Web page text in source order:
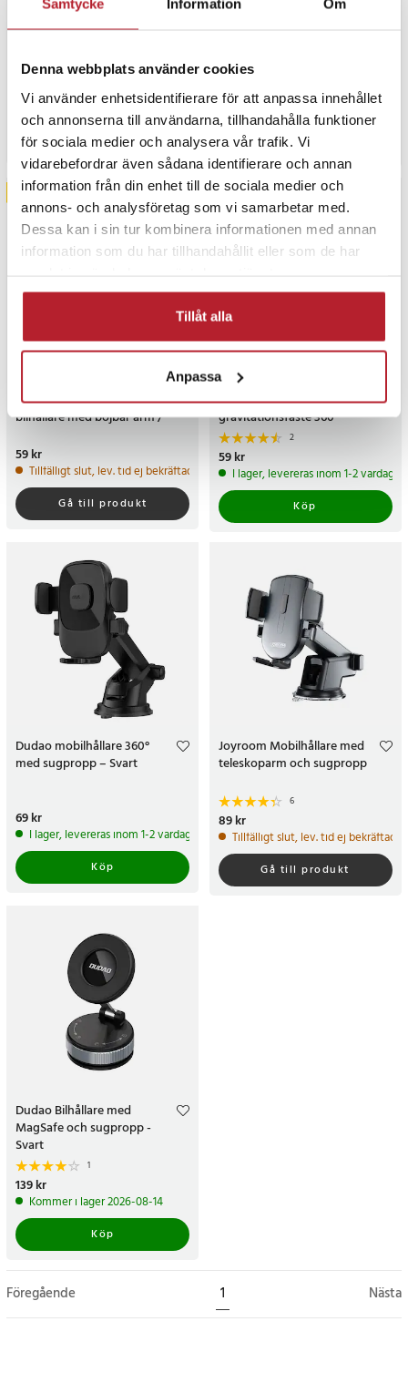
Samtycke Information Om
Denna webbplats använder cookies
Vi använder enhetsidentifierare för att anpassa innehållet
och annonserna till användarna, tillhandahålla funktioner
för sociala medier och analysera vår trafik. Vi
vidarebefordrar även sådana identifierare och annan
information från din enhet till de sociala medier och
annons- och analysföretag som vi samarbetar med.
Dessa kan i sin tur kombinera informationen med annan
information som du har tillhandahållit eller som de har
Tillåt alla
Anpassa
Deltaco Magnetiskt
Smartphonehållare med
Pris :139 kr
139 kr
I lager, levereras inom 1-2 vardagar
Köp
Pris :159 kr
159 kr
I lager, levereras inom 1-2 vardagar
Köp
NYHET
sugpropp / flexibel
bilhållare med böjbar arm /
6 tum
Pris:
59 kr
Tillfälligt slut, lev. tid ej bekräftad.
Gå till produkt
Dudao F5N+ bilhållare med
sugpropp –
gravitationsfäste 360°
2
Pris:
59 kr
I lager, levereras inom 1-2 vardagar
Köp
Dudao mobilhållare 360°
med sugpropp – Svart
Pris:
69 kr
I lager, levereras inom 1-2 vardagar
Köp
Joyroom Mobilhållare med
teleskoparm och sugpropp
6
Pris:89 kr
89 kr
Tillfälligt slut, lev. tid ej bekräftad.
Gå till produkt
Dudao Bilhållare med
MagSafe och sugpropp -
Svart
1
Pris:139 kr
139 kr
Kommer i lager 2026-08-14
Köp
Föregående 1 Nästa